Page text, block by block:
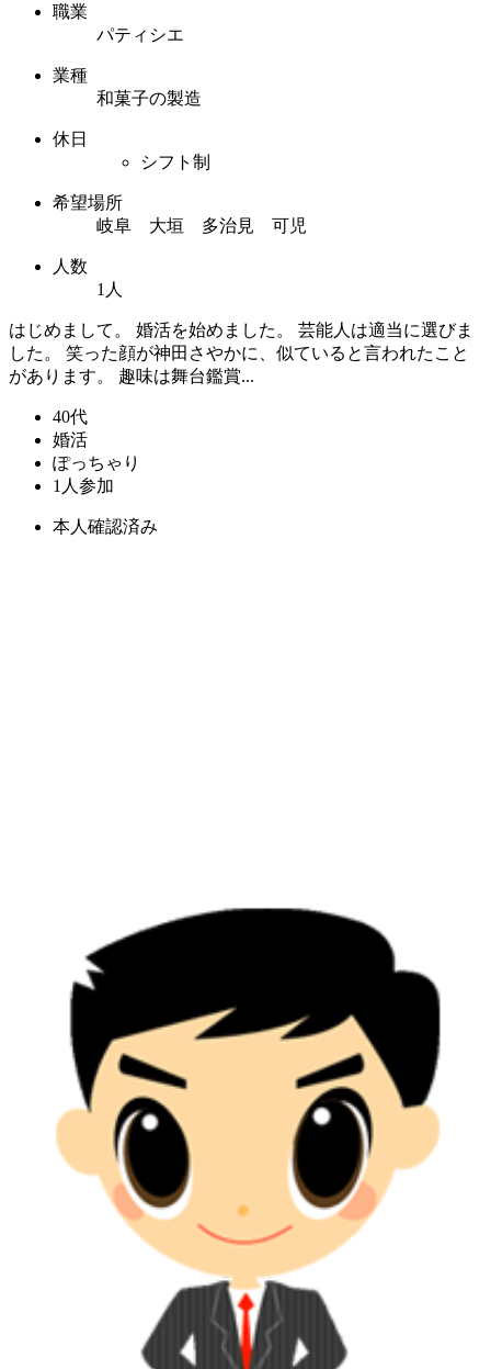
職業
パティシエ
業種
和菓子の製造
休日
シフト制
希望場所
岐阜 大垣 多治見 可児
人数
1人
はじめまして。 婚活を始めました。 芸能人は適当に選びま
した。 笑った顔が神田さやかに、似ていると言われたこと
があります。 趣味は舞台鑑賞...
40代
婚活
ぽっちゃり
1人参加
本人確認済み